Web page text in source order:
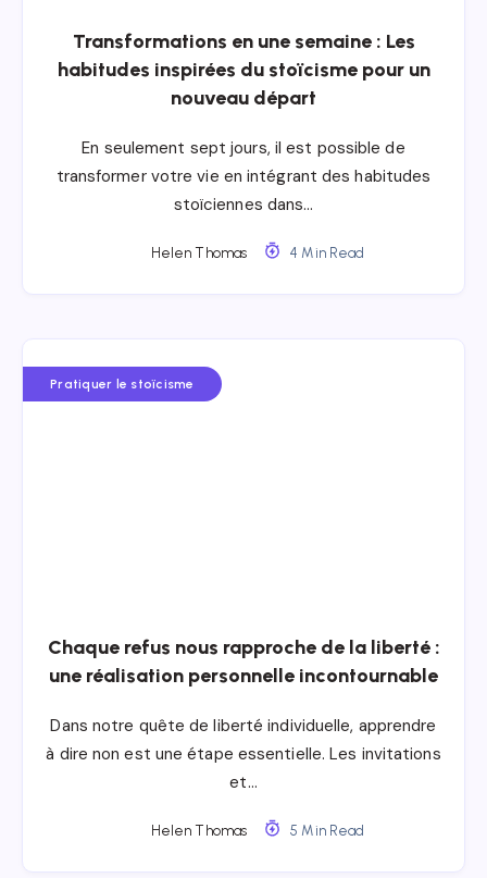
Transformations en une semaine : Les
habitudes inspirées du stoïcisme pour un
nouveau départ
En seulement sept jours, il est possible de
transformer votre vie en intégrant des habitudes
stoïciennes dans…
Helen Thomas 4 Min Read
Pratiquer le stoïcisme
Chaque refus nous rapproche de la liberté :
une réalisation personnelle incontournable
Dans notre quête de liberté individuelle, apprendre
à dire non est une étape essentielle. Les invitations
et…
Helen Thomas 5 Min Read